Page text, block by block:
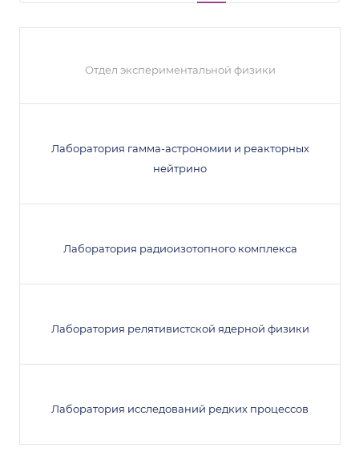
Отдел экспериментальной физики
Лаборатория гамма-астрономии и реакторных
нейтрино
Лаборатория радиоизотопного комплекса
Лаборатория релятивистской ядерной физики
Лаборатория исследований редких процессов